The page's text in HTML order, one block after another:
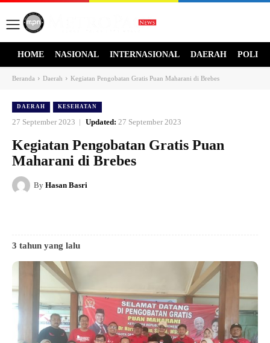
HOME NASIONAL INTERNASIONAL DAERAH
Beranda Daerah Kegiatan Pengobatan Gratis Puan Maharani di Brebes
DAERAH KESEHATAN
27 September 2023 Updated: 27 September 2023
Kegiatan Pengobatan Gratis Puan
Maharani di Brebes
By Hasan Basri
3 tahun yang lalu